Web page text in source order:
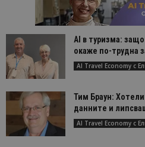
AI в туризма:
окаже по-трудна
AI Travel Economy с
Тим Браун:
данните и
AI Travel Economy с